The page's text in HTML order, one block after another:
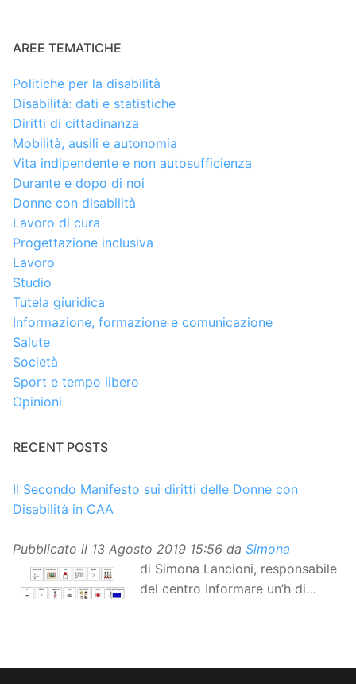
AREE TEMATICHE
Politiche per la disabilità
Disabilità: dati e statistiche
Diritti di cittadinanza
Mobilità, ausili e autonomia
Vita indipendente e non autosufficienza
Durante e dopo di noi
Donne con disabilità
Lavoro di cura
Progettazione inclusiva
Lavoro
Studio
Tutela giuridica
Informazione, formazione e comunicazione
Salute
Società
Sport e tempo libero
Opinioni
RECENT POSTS
Il Secondo Manifesto sui diritti delle Donne con
Disabilità in CAA
Pubblicato il 13 Agosto 2019 15:56 da Simona
di Simona Lancioni, responsabile
del centro Informare un’h di
aumentativa alternativa (CAA) del “Secondo Manifesto